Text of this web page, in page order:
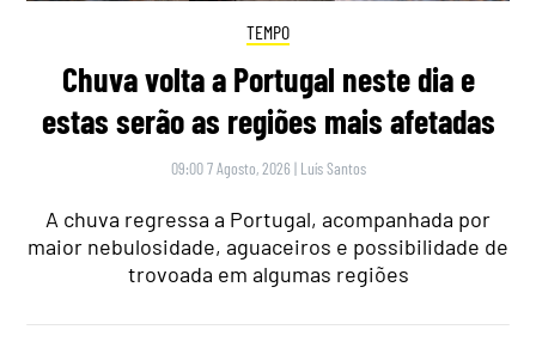
TEMPO
Chuva volta a Portugal neste dia e
estas serão as regiões mais afetadas
09:00 7 Agosto, 2026 | Luís Santos
A chuva regressa a Portugal, acompanhada por
maior nebulosidade, aguaceiros e possibilidade de
trovoada em algumas regiões